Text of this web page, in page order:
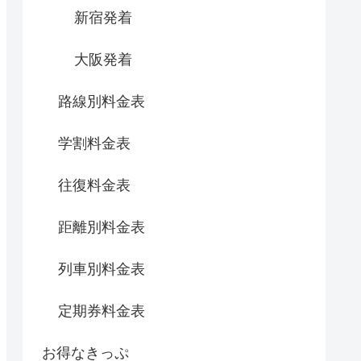
新宿発着
大阪発着
路線別料金表
学割料金表
往復料金表
距離別料金表
列車別料金表
定期券料金表
お得なきっぷ